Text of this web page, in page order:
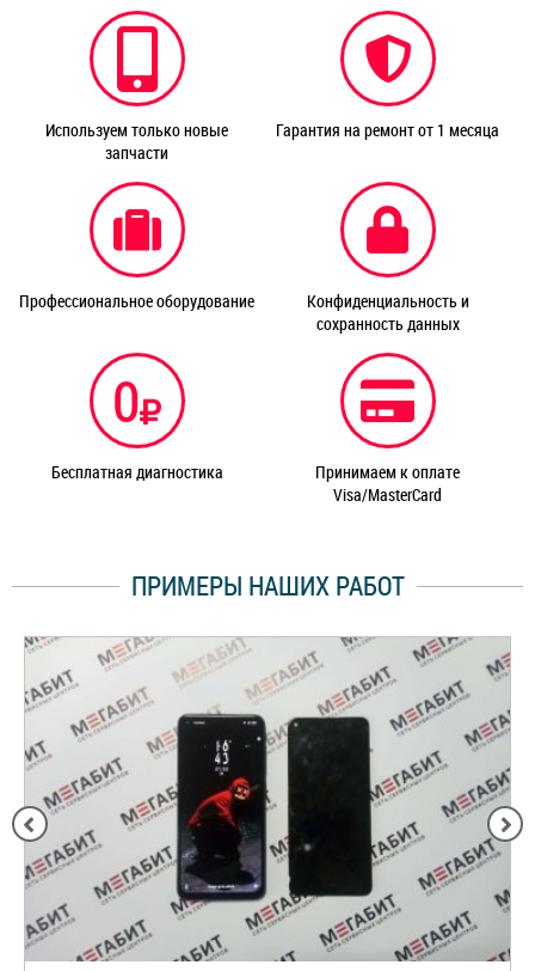
Используем только новые
запчасти
Гарантия на ремонт от 1 месяца
Профессиональное оборудование
Конфиденциальность и
сохранность данных
0
Бесплатная диагностика
Принимаем к оплате
Visa/MasterCard
ПРИМЕРЫ НАШИХ РАБОТ